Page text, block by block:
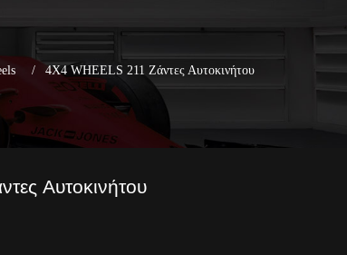
4X4 WHEELS 211 Ζάντες Αυτοκινήτου
Αυτοκινήτου